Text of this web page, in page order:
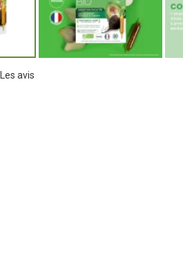
Les avis